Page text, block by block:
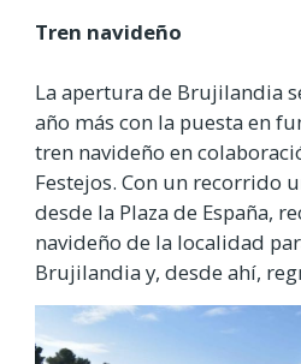
Tren navideño
La apertura de Brujilandia
año más con la puesta en
tren navideño en
Festejos. Con un recorrido
desde la Plaza de España,
navideño de la localidad
Brujilandia y, desde ahí,